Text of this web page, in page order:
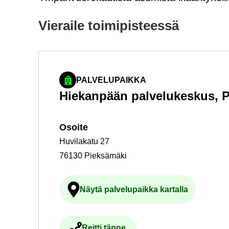
Vie­rai­le toi­mi­pis­tees­sä
PALVELUPAIKKA
Hie­kan­pään pal­ve­lu­kes­kus,
Osoi­te
Huvilakatu 27
76130 Pieksämäki
Ul­koi­nen pal­ve­lu avau­tuu
Näytä pal­ve­lu­paik­ka kar­tal­la